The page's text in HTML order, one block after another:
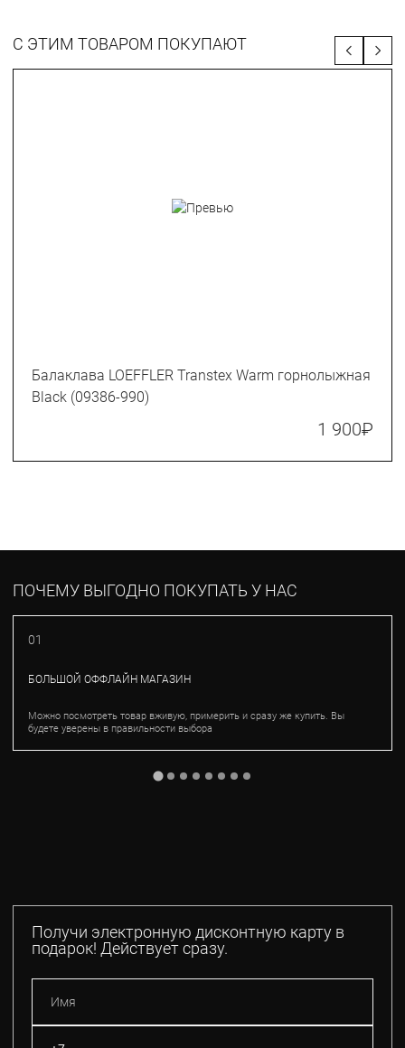
С ЭТИМ ТОВАРОМ ПОКУПАЮТ
Балаклава LOEFFLER Transtex Warm горнолыжная
Black (09386-990)
1 900₽
ПОЧЕМУ ВЫГОДНО ПОКУПАТЬ У НАС
01
БОЛЬШОЙ ОФФЛАЙН МАГАЗИН
Можно посмотреть товар вживую, примерить и сразу же купить. Вы
будете уверены в правильности выбора
Получи электронную дисконтную карту в
подарок! Действует сразу.